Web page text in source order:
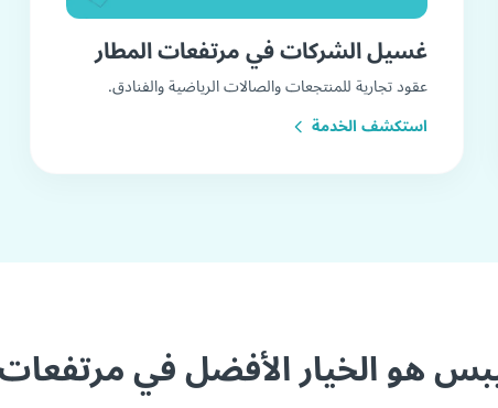
غسيل الشركات في مرتفعات المطار
عقود تجارية للمنتجعات والصالات الرياضية والفنادق.
استكشف الخدمة
هو الخيار الأفضل في